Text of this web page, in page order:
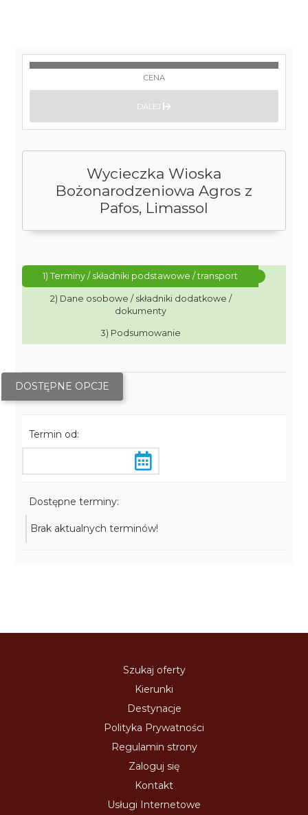
Wycieczka Wioska
Bożonarodzeniowa Agros z
Pafos, Limassol
1) Terminy / składniki podstawowe / transport
2) Dane osobowe / składniki dodatkowe /
dokumenty
3) Podsumowanie
DOSTĘPNE OPCJE
Termin od:
Dostępne terminy:
Brak aktualnych terminów!
CENA
DALEJ
Szukaj oferty
Kierunki
Destynacje
Polityka Prywatności
Regulamin strony
Zaloguj się
Kontakt
Usługi Internetowe